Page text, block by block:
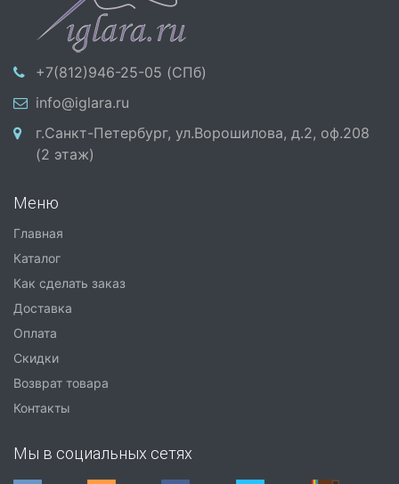
+7(812)946-25-05 (СПб)
info@iglara.ru
г.Санкт-Петербург, ул.Ворошилова, д.2, оф.208
(2 этаж)
Меню
Главная
Каталог
Как сделать заказ
Доставка
Оплата
Скидки
Возврат товара
Контакты
Мы в социальных сетях